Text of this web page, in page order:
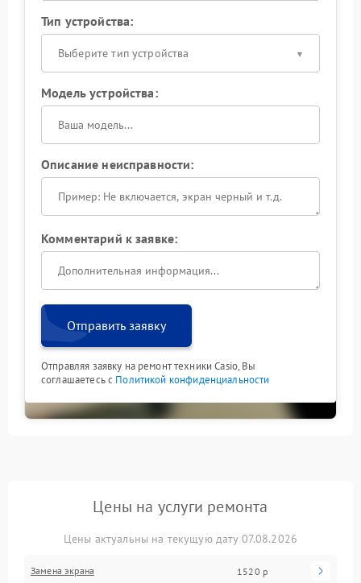
Тип устройства:
Выберите тип устройства
Модель устройства:
Описание неисправности:
Комментарий к заявке:
Отправить заявку
Отправляя заявку на ремонт техники Casio, Вы
соглашаетесь с Политикой конфиденциальности
Цены на услуги ремонта
Цены актуальны на текущую дату 07.08.2026
Замена экрана 1520 р